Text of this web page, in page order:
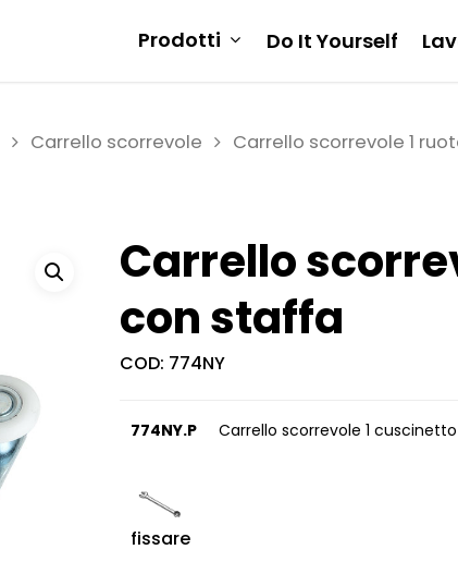
Prodotti Do It Yourself
Carrello scorrevole Carrello scorrevole 1
Carrello
con staffa
COD: 774NY
774NY.P Carrello scorrevole 1
fissare